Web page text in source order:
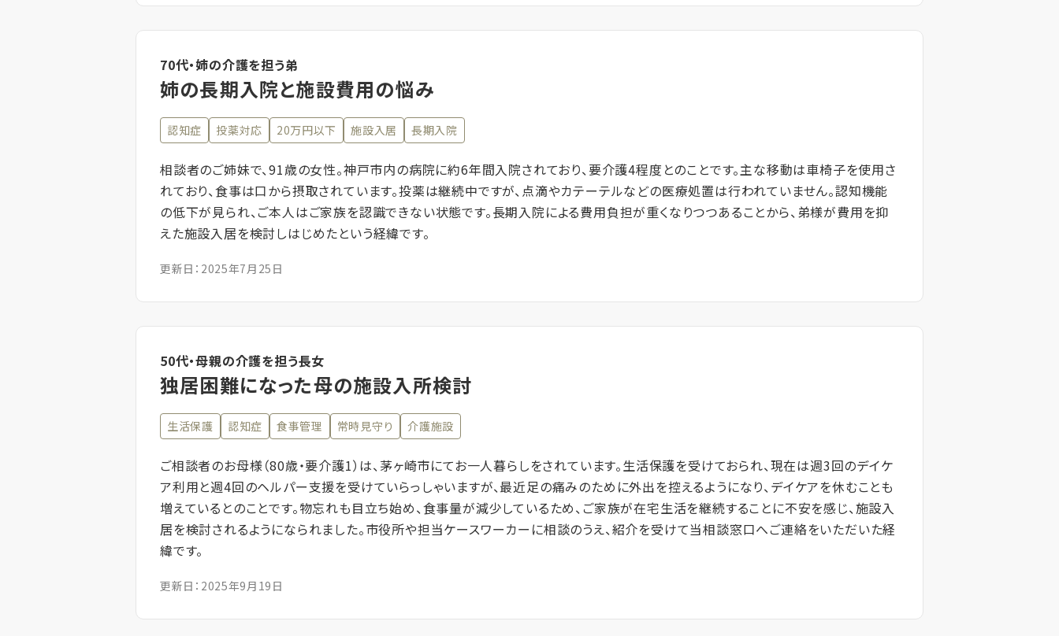
70代・姉の介護を担う弟
姉の長期入院と施設費用の悩み
認知症 投薬対応 20万円以下 施設入居 長期入院
相談者のご姉妹で、91歳の女性。神戸市内の病院に約6年間入院されており、要介護4程度とのことです。主な移動は車椅子を使用さ
れており、食事は口から摂取されています。投薬は継続中ですが、点滴やカテーテルなどの医療処置は行われていません。認知機能
の低下が見られ、ご本人はご家族を認識できない状態です。長期入院による費用負担が重くなりつつあることから、弟様が費用を抑
えた施設入居を検討しはじめたという経緯です。
更新日：2025年7月25日
50代・母親の介護を担う長女
独居困難になった母の施設入所検討
生活保護 認知症 食事管理 常時見守り 介護施設
ご相談者のお母様（80歳・要介護1）は、茅ヶ崎市にてお一人暮らしをされています。生活保護を受けておられ、現在は週3回のデイケ
ア利用と週4回のヘルパー支援を受けていらっしゃいますが、最近足の痛みのために外出を控えるようになり、デイケアを休むことも
増えているとのことです。物忘れも目立ち始め、食事量が減少しているため、ご家族が在宅生活を継続することに不安を感じ、施設入
居を検討されるようになられました。市役所や担当ケースワーカーに相談のうえ、紹介を受けて当相談窓口へご連絡をいただいた経
緯です。
更新日：2025年9月19日